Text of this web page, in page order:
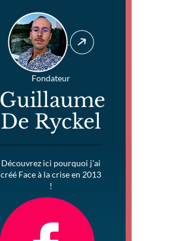
Fondateur
Guillaume
De Ryckel
Découvrez ici pourquoi j’ai
créé Face à la crise en 2013
!